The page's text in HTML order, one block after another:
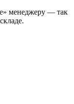
менеджеру — так